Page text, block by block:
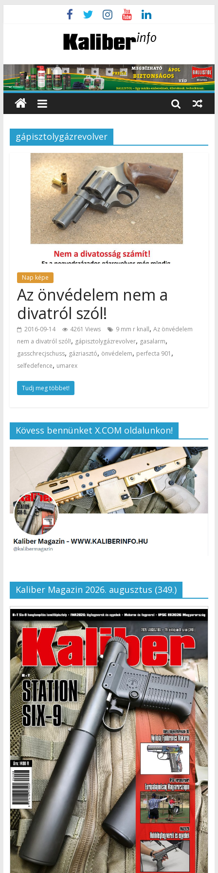
gápisztolygázrevolver
Nap képe
Az önvédelem nem a
divatról szól!
2016-09-14 4261 Views 9 mm r knall, Az önvédelem
nem a divatról szól!, gápisztolygázrevolver, gasalarm,
gasschrecjschuss, gázriasztó, önvédelem, perfecta 901 ,
selfedefence, umarex
Tudj meg többet!
Kövess bennünket X.COM oldalunkon!
Kaliber Magazin 2026. augusztus (349.)